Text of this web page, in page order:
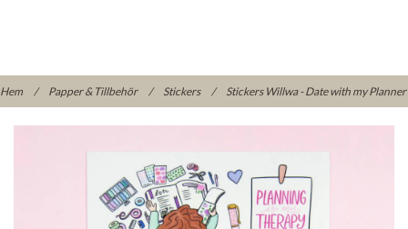
Hem / Papper & Tillbehör / Stickers / Stickers Willwa - Date with my Planner